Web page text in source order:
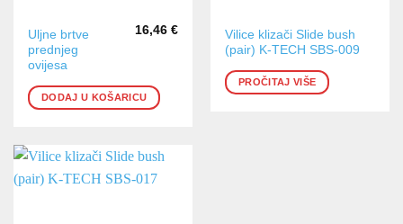
Uljne brtve
prednjeg
ovijesa
16,46 €
DODAJ U KOŠARICU
Vilice klizači Slide bush
(pair) K-TECH SBS-009
PROČITAJ VIŠE